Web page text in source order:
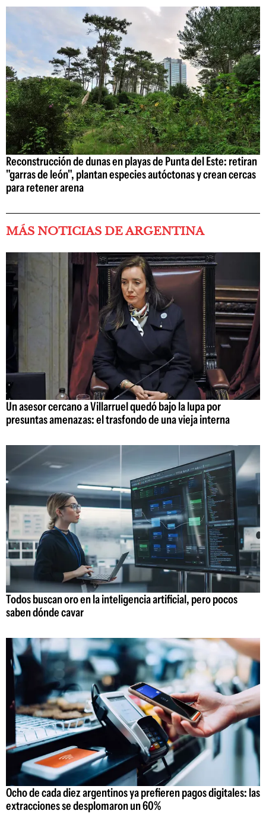
Reconstrucción de dunas en playas de Punta del Este: retiran
"garras de león", plantan especies autóctonas y crean cercas
para retener arena
MÁS NOTICIAS DE ARGENTINA
Un asesor cercano a Villarruel quedó bajo la lupa por
presuntas amenazas: el trasfondo de una vieja interna
Todos buscan oro en la inteligencia artificial, pero pocos
saben dónde cavar
Ocho de cada diez argentinos ya prefieren pagos digitales: las
extracciones se desplomaron un 60%